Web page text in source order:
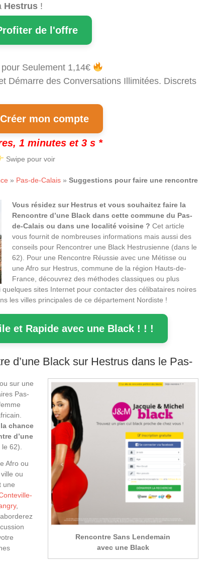
Hestrus !
de l'offre
Seulement 1,14€
Démarre des Conversations Illimitées. Discrets
Créer mon compte
1 minutes et 2 s *
Swipe pour voir
» Pas-de-Calais » Suggestions pour faire une rencontre
Vous résidez sur Hestrus et vous souhaitez faire la
Rencontre d’une Black dans cette commune du Pas-
de-Calais ou dans une localité voisine ? Cet article
vous fournit de nombreuses informations mais aussi des
conseils pour Rencontrer une Black Hestrusienne (dans le
62). Pour une Rencontre Réussie avec une Métisse ou
une Afro sur Hestrus, commune de la région Hauts-de-
France, découvrez des méthodes classiques ou plus
sites Internet pour contacter des célibataires noires
les villes principales de ce département Nordiste !
et Rapide avec une Black ! ! !
d’une Black sur Hestrus dans le Pas-
Rencontre Sans Lendemain
avec une Black
sur une
Pas-
chance
d’une
62).
Afro ou
ou
une
,